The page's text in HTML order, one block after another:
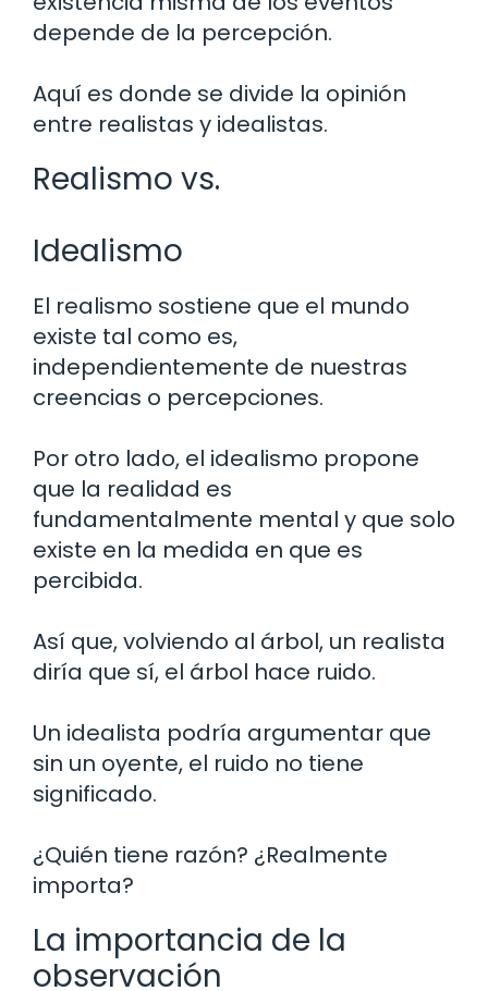
depende de la percepción.
Aquí es donde se divide la opinión
entre realistas y idealistas.
Realismo vs.
Idealismo
El realismo sostiene que el mundo
existe tal como es,
independientemente de nuestras
creencias o percepciones.
Por otro lado, el idealismo propone
que la realidad es
fundamentalmente mental y que solo
existe en la medida en que es
percibida.
Así que, volviendo al árbol, un realista
diría que sí, el árbol hace ruido.
Un idealista podría argumentar que
sin un oyente, el ruido no tiene
significado.
¿Quién tiene razón? ¿Realmente
importa?
La importancia de la
observación